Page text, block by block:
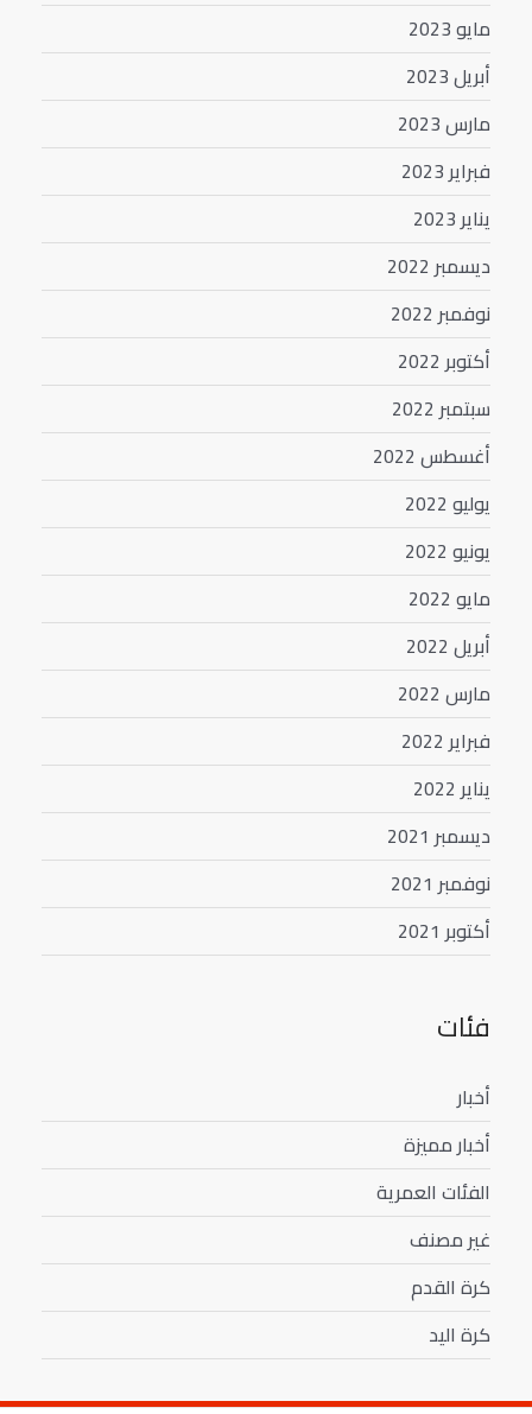
مايو 2023
أبريل 2023
مارس 2023
فبراير 2023
يناير 2023
ديسمبر 2022
نوفمبر 2022
أكتوبر 2022
سبتمبر 2022
أغسطس 2022
يوليو 2022
يونيو 2022
مايو 2022
أبريل 2022
مارس 2022
فبراير 2022
يناير 2022
ديسمبر 2021
نوفمبر 2021
أكتوبر 2021
فئات
أخبار
أخبار مميزة
الفئات العمرية
غير مصنف
كرة القدم
كرة اليد